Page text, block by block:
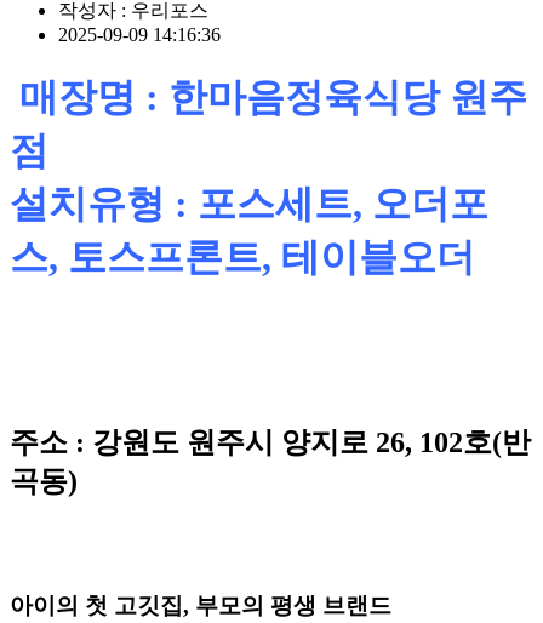
작성자 : 우리포스
2025-09-09 14:16:36
매장명 : 한마음정육식당 원주
점
설치유형 : 포스세트, 오더포
스, 토스프론트, 테이블오더
주소 : 강원도 원주시 양지로 26, 102호(반
곡동)
아이의 첫 고깃집, 부모의 평생 브랜드